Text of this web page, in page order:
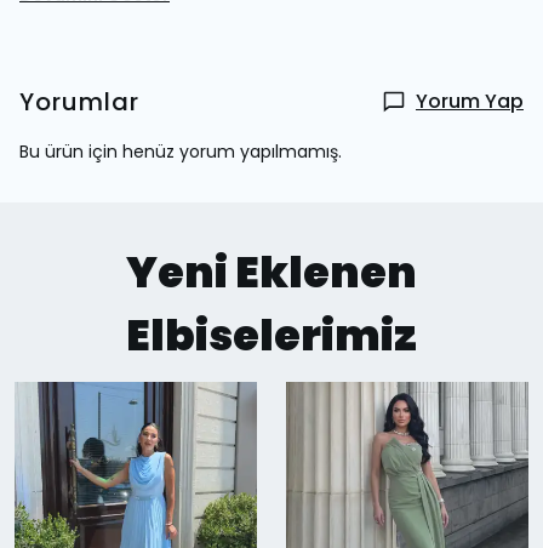
Yorumlar Yorum Yap
Bu ürün için henüz yorum yapılmamış.
Yeni Eklenen
Elbiselerimiz